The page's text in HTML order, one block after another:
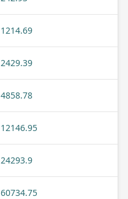
1214.69
2429.39
4858.78
12146.95
24293.9
60734.75